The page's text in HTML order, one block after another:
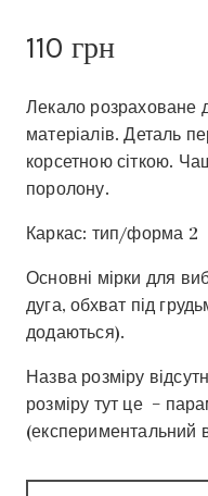
110 грн
Лекало розраховане
матеріалів. Деталь
корсетною сіткою.
поролону.
Каркас: тип/форма 2
Основні мірки для
дуга, обхват під
додаються).
Назва розміру
розміру тут це –
(експериментальний